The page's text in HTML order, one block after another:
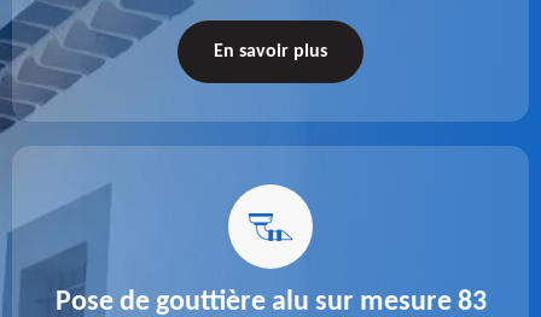
chaque besoin, notre équipe veille à réaliser des
gouttières performantes, durables et à la hauteur de
En savoir plus
Pose de gouttière alu sur mesure 83